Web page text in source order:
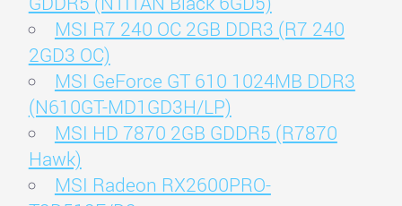
MSI R7 240 OC 2GB DDR3 (R7 240
2GD3 OC)
MSI GeForce GT 610 1024MB DDR3
(N610GT-MD1GD3H/LP)
MSI HD 7870 2GB GDDR5 (R7870
Hawk)
MSI Radeon RX2600PRO-